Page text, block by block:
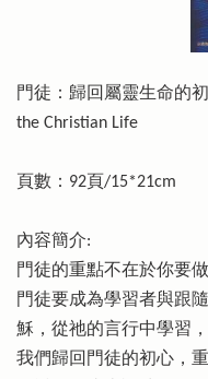
門徒：歸回屬靈生命的初
the Christian Life
頁數：92頁/15*21cm
內容簡介:
門徒的重點不在於你要
門徒要成為學習者與跟
穌，從祂的言行中學習
我們歸回門徒的初心，